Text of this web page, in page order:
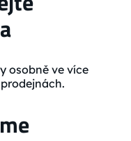
osobně ve více